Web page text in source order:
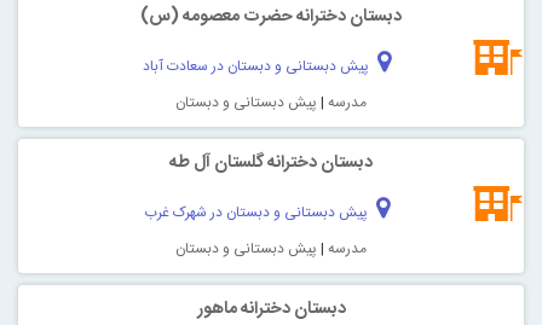
دبستان دخترانه حضرت معصومه (س)
پیش دبستانی و دبستان در سعادت آباد
مدرسه | پیش دبستانی و دبستان
دبستان دخترانه گلستان آل طه
پیش دبستانی و دبستان در شهرک غرب
مدرسه | پیش دبستانی و دبستان
دبستان دخترانه ماهور